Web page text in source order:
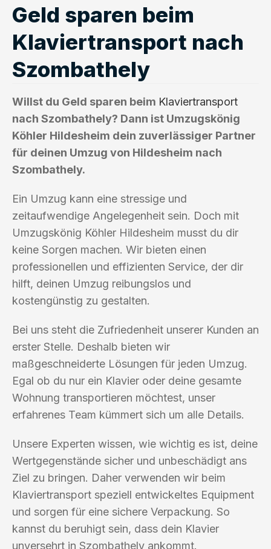
Geld sparen beim
Klaviertransport nach
Szombathely
Willst du Geld sparen beim Klaviertransport
nach Szombathely? Dann ist Umzugskönig
Köhler Hildesheim dein zuverlässiger Partner
für deinen Umzug von Hildesheim nach
Szombathely.
Ein Umzug kann eine stressige und
zeitaufwendige Angelegenheit sein. Doch mit
Umzugskönig Köhler Hildesheim musst du dir
keine Sorgen machen. Wir bieten einen
professionellen und effizienten Service, der dir
hilft, deinen Umzug reibungslos und
kostengünstig zu gestalten.
Bei uns steht die Zufriedenheit unserer Kunden an
erster Stelle. Deshalb bieten wir
maßgeschneiderte Lösungen für jeden Umzug.
Egal ob du nur ein Klavier oder deine gesamte
Wohnung transportieren möchtest, unser
erfahrenes Team kümmert sich um alle Details.
Unsere Experten wissen, wie wichtig es ist, deine
Wertgegenstände sicher und unbeschädigt ans
Ziel zu bringen. Daher verwenden wir beim
Klaviertransport speziell entwickeltes Equipment
und sorgen für eine sichere Verpackung. So
kannst du beruhigt sein, dass dein Klavier
unversehrt in Szombathely ankommt.